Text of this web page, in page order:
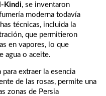
Kindi, se inventaron
moderna todavía
técnicas, incluida la
que permitieron
en vapores, lo que
agua o aceite.
extraer la esencia
de las rosas, permite una
zonas de Persia